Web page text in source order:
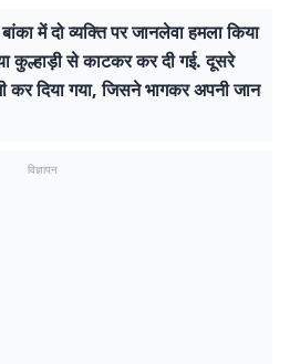
में दो व्यक्ति पर जानलेवा हमला किया
कुल्हाड़ी से काटकर कर दी गई. दूसरे
कर दिया गया, जिसने भागकर अपनी जान
विज्ञापन